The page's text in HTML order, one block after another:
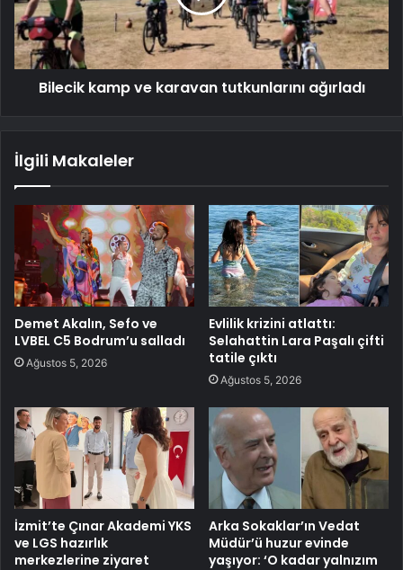
Bilecik kamp ve karavan tutkunlarını ağırladı
İlgili Makaleler
Demet Akalın, Sefo ve
LVBEL C5 Bodrum’u salladı
Ağustos 5, 2026
Evlilik krizini atlattı:
Selahattin Lara Paşalı çifti
tatile çıktı
Ağustos 5, 2026
İzmit’te Çınar Akademi YKS
ve LGS hazırlık
merkezlerine ziyaret
Arka Sokaklar’ın Vedat
Müdür’ü huzur evinde
yaşıyor: ‘O kadar yalnızım